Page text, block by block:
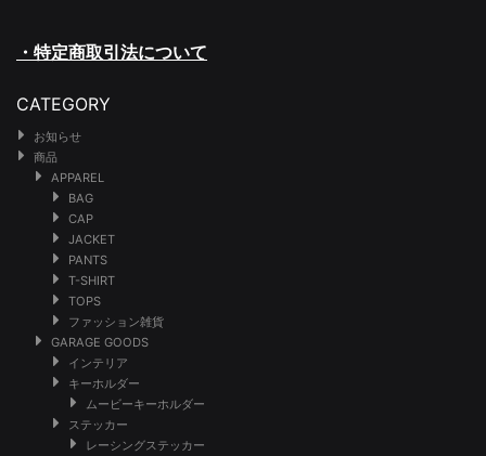
・特定商取引法について
CATEGORY
お知らせ
商品
APPAREL
BAG
CAP
JACKET
PANTS
T-SHIRT
TOPS
ファッション雑貨
GARAGE GOODS
インテリア
キーホルダー
ムービーキーホルダー
ステッカー
レーシングステッカー